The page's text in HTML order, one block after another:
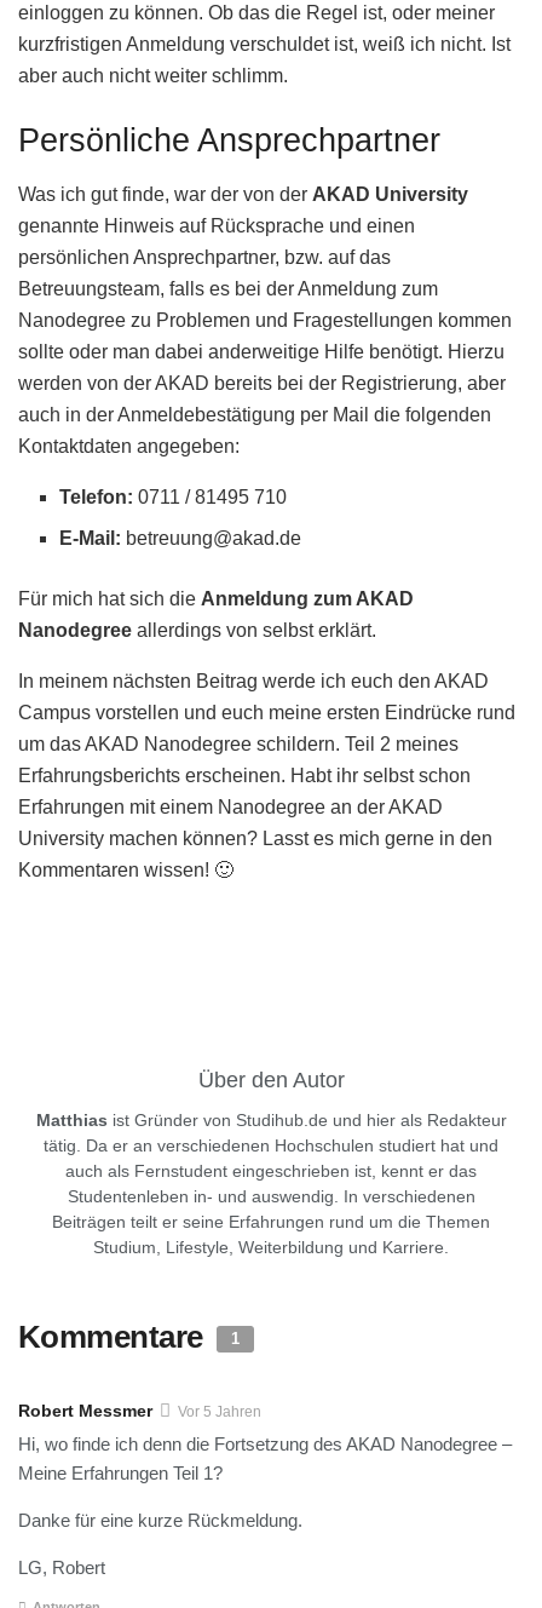
einloggen zu können. Ob das die Regel ist, oder meiner
kurzfristigen Anmeldung verschuldet ist, weiß ich nicht. Ist
aber auch nicht weiter schlimm.
Persönliche Ansprechpartner
Was ich gut finde, war der von der AKAD University
genannte Hinweis auf Rücksprache und einen
persönlichen Ansprechpartner, bzw. auf das
Betreuungsteam, falls es bei der Anmeldung zum
Nanodegree zu Problemen und Fragestellungen kommen
sollte oder man dabei anderweitige Hilfe benötigt. Hierzu
werden von der AKAD bereits bei der Registrierung, aber
auch in der Anmeldebestätigung per Mail die folgenden
Kontaktdaten angegeben:
Telefon: 0711 / 81495 710
E-Mail: betreuung@akad.de
Für mich hat sich die Anmeldung zum AKAD
Nanodegree allerdings von selbst erklärt.
In meinem nächsten Beitrag werde ich euch den AKAD
Campus vorstellen und euch meine ersten Eindrücke rund
um das AKAD Nanodegree schildern. Teil 2 meines
Erfahrungsberichts erscheinen. Habt ihr selbst schon
Erfahrungen mit einem Nanodegree an der AKAD
University machen können? Lasst es mich gerne in den
Kommentaren wissen! 🙂
Über den Autor
Matthias ist Gründer von Studihub.de und hier als Redakteur
tätig. Da er an verschiedenen Hochschulen studiert hat und
auch als Fernstudent eingeschrieben ist, kennt er das
Studentenleben in- und auswendig. In verschiedenen
Beiträgen teilt er seine Erfahrungen rund um die Themen
Studium, Lifestyle, Weiterbildung und Karriere.
Kommentare 1
Robert Messmer Vor 5 Jahren
Hi, wo finde ich denn die Fortsetzung des AKAD Nanodegree –
Meine Erfahrungen Teil 1?
Danke für eine kurze Rückmeldung.
LG, Robert